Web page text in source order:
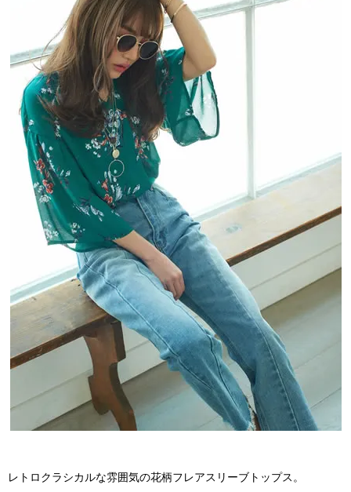
レトロクラシカルな雰囲気の花柄フレアスリーブトップス。